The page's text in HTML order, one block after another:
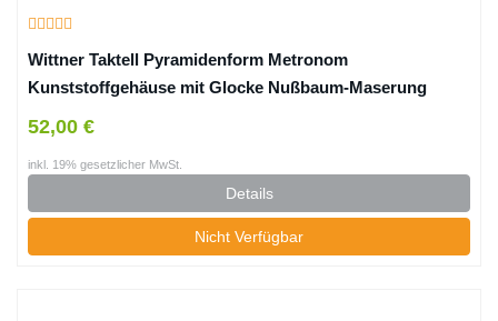
Wittner Taktell Pyramidenform Metronom
Kunststoffgehäuse mit Glocke Nußbaum-Maserung
52,00 €
inkl. 19% gesetzlicher MwSt.
Details
Nicht Verfügbar